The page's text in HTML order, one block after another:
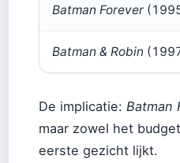
Batman Forever
Batman & Robin
De implicatie: Batman
maar zowel het
eerste gezicht lijkt.